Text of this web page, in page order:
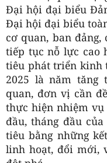
Đại hội đại biểu
Đại hội đại biểu
cơ quan, ban
tiếp tục nỗ lực cao
tiêu phát triển kinh
2025 là năm tăng
quan, đơn vị cần
thực hiện nhiệm
đầu, tháng đầu
tiêu bằng những
linh hoạt, đổi mới,